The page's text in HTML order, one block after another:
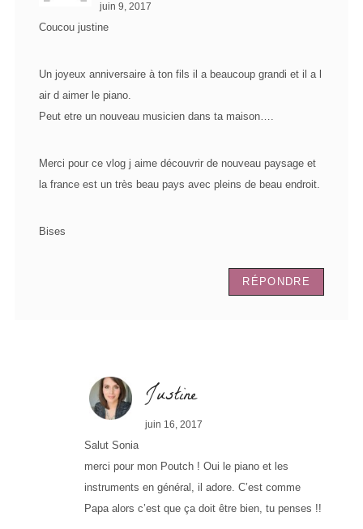
juin 9, 2017
Coucou justine
Un joyeux anniversaire à ton fils il a beaucoup grandi et il a l
air d aimer le piano.
Peut etre un nouveau musicien dans ta maison….
Merci pour ce vlog j aime découvrir de nouveau paysage et
la france est un très beau pays avec pleins de beau endroit.
Bises
RÉPONDRE
Justine
juin 16, 2017
Salut Sonia
merci pour mon Poutch ! Oui le piano et les
instruments en général, il adore. C’est comme
Papa alors c’est que ça doit être bien, tu penses !!